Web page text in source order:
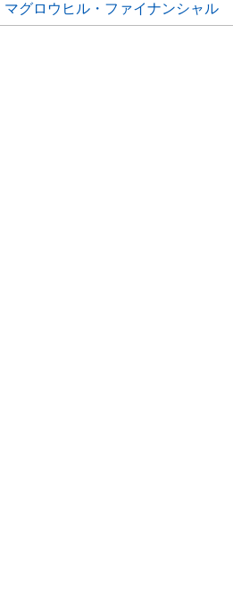
マグロウヒル・ファイナンシャル